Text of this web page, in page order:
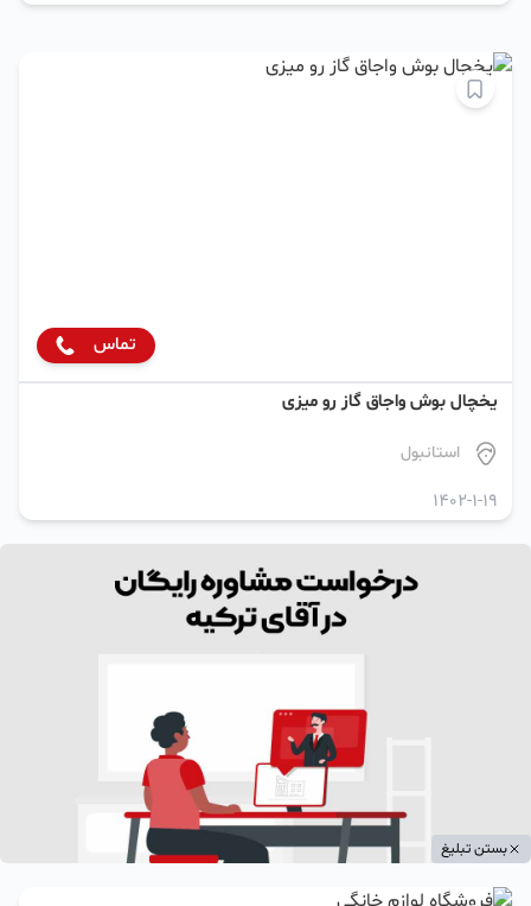
تماس
یخچال بوش واجاق گاز رو میزی
استانبول
1402-1-19
بستن تبلیغ